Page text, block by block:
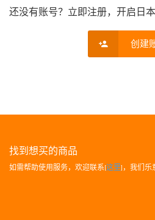
还没有账号？立即注册，开启日本
创建
找到想买的商品
如需帮助使用服务，欢迎联系[这里]，我们乐